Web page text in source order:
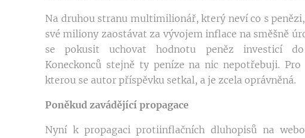
Na druhou stranu multimilionář, který neví co s
své miliony zaostávat za vývojem inflace na směšně
se pokusit uchovat hodnotu peněz investicí do
Koneckonců stejně ty peníze na nic nepotřebuji.
kterou se autor příspěvku setkal, a je zcela oprávněná.
Poněkud zavádějící propagace
Nyní k propagaci protiinflačních dluhopisů na